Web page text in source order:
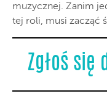
muzycznej. Zanim
tej roli, musi zacząć
Zgłoś się